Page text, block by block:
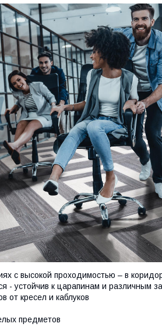
с высокой проходимостью – в
- устойчив к царапинам и различным
от кресел и каблуков
предметов